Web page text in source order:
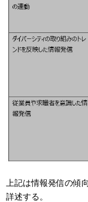
上記は情報発信の傾
詳述する。